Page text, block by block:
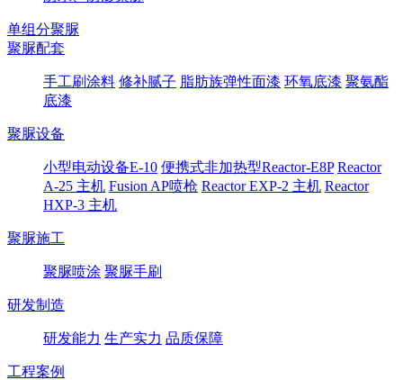
单组分聚脲
聚脲配套
手工刷涂料 修补腻子 脂肪族弹性面漆 环氧底漆 聚氨酯
底漆
聚脲设备
小型电动设备E-10 便携式非加热型Reactor-E8P Reactor
A-25 主机 Fusion AP喷枪 Reactor EXP-2 主机 Reactor
HXP-3 主机
聚脲施工
聚脲喷涂 聚脲手刷
研发制造
研发能力 生产实力 品质保障
工程案例